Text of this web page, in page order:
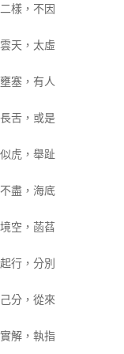
樣，不因
天，太虛
塞，有人
舌，或是
虎，舉趾
盡，海底
空，菡萏
行，分別
分，從來
解，執指